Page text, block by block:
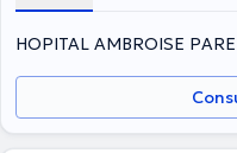
HOPITAL AMBROISE